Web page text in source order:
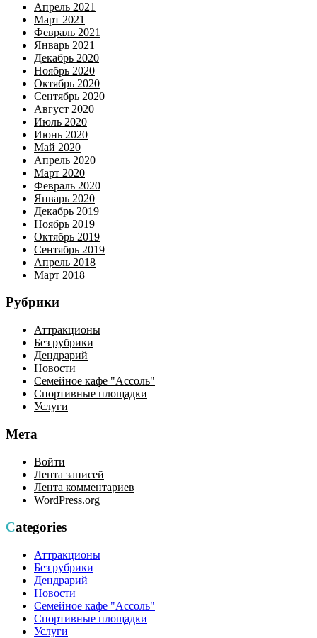
Апрель 2021
Март 2021
Февраль 2021
Январь 2021
Декабрь 2020
Ноябрь 2020
Октябрь 2020
Сентябрь 2020
Август 2020
Июль 2020
Июнь 2020
Май 2020
Апрель 2020
Март 2020
Февраль 2020
Январь 2020
Декабрь 2019
Ноябрь 2019
Октябрь 2019
Сентябрь 2019
Апрель 2018
Март 2018
Рубрики
Аттракционы
Без рубрики
Дендрарий
Новости
Семейное кафе "Ассоль"
Спортивные площадки
Услуги
Мета
Войти
Лента записей
Лента комментариев
WordPress.org
Categories
Аттракционы
Без рубрики
Дендрарий
Новости
Семейное кафе "Ассоль"
Спортивные площадки
Услуги